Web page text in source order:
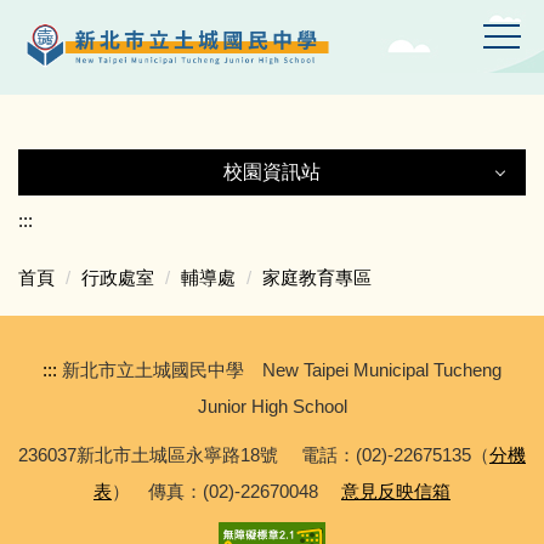
到
要
容
校園資訊站
土中YT頻道
專科教室登記
:::
首頁 行政處室 輔導處 家庭教育專區
::: 新北市立土城國民中學 New Taipei Municipal Tucheng
Junior High School
236037新北市土城區永寧路18號 電話：(02)-22675135（分機
表） 傳真：(02)-22670048 意見反映信箱